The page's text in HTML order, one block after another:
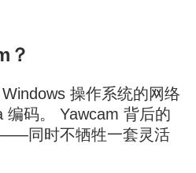
？
操作系统的网络
编码。 Yawcam 背后的
同时不牺牲一套灵活